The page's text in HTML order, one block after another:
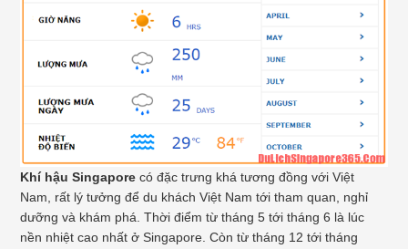
Khí hậu Singapore có đặc trưng khá tương đồng với Việt
Nam, rất lý tưởng để du khách Việt Nam tới tham quan, nghỉ
dưỡng và khám phá. Thời điểm từ tháng 5 tới tháng 6 là lúc
nền nhiệt cao nhất ở Singapore. Còn từ tháng 12 tới tháng